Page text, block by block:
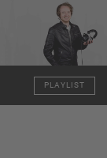
PLAYLIST